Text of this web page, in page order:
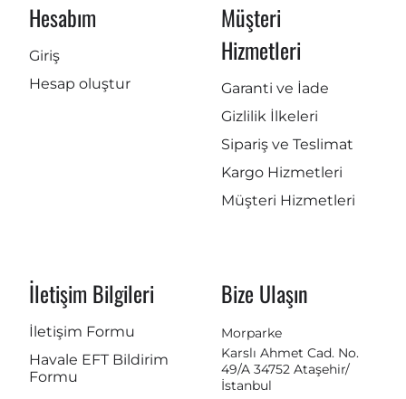
Hesabım
Giriş
Hesap oluştur
Müşteri
Hizmetleri
Garanti ve İade
Gizlilik İlkeleri
Sipariş ve Teslimat
Kargo Hizmetleri
Müşteri Hizmetleri
İletişim Bilgileri
İletişim Formu
Havale EFT Bildirim
Formu
Bize Ulaşın
Morparke
Karslı Ahmet Cad. No.
49/A 34752 Ataşehir/
İstanbul